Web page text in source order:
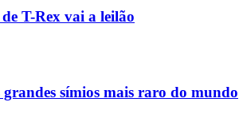
T-Rex vai a leilão
símios mais raro do mundo